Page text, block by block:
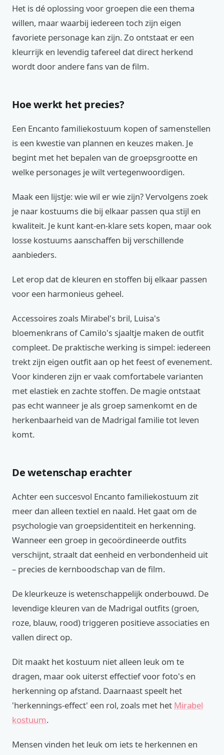
Het is dé oplossing voor groepen die een thema
willen, maar waarbij iedereen toch zijn eigen
favoriete personage kan zijn. Zo ontstaat er een
kleurrijk en levendig tafereel dat direct herkend
wordt door andere fans van de film.
Hoe werkt het precies?
Een Encanto familiekostuum kopen of samenstellen
is een kwestie van plannen en keuzes maken. Je
begint met het bepalen van de groepsgrootte en
welke personages je wilt vertegenwoordigen.
Maak een lijstje: wie wil er wie zijn? Vervolgens zoek
je naar kostuums die bij elkaar passen qua stijl en
kwaliteit. Je kunt kant-en-klare sets kopen, maar ook
losse kostuums aanschaffen bij verschillende
aanbieders.
Let erop dat de kleuren en stoffen bij elkaar passen
voor een harmonieus geheel.
Accessoires zoals Mirabel's bril, Luisa's
bloemenkrans of Camilo's sjaaltje maken de outfit
compleet. De praktische werking is simpel: iedereen
trekt zijn eigen outfit aan op het feest of evenement.
Voor kinderen zijn er vaak comfortabele varianten
met elastiek en zachte stoffen. De magie ontstaat
pas echt wanneer je als groep samenkomt en de
herkenbaarheid van de Madrigal familie tot leven
komt.
De wetenschap erachter
Achter een succesvol Encanto familiekostuum zit
meer dan alleen textiel en naald. Het gaat om de
psychologie van groepsidentiteit en herkenning.
Wanneer een groep in gecoördineerde outfits
verschijnt, straalt dat eenheid en verbondenheid uit
– precies de kernboodschap van de film.
De kleurkeuze is wetenschappelijk onderbouwd. De
levendige kleuren van de Madrigal outfits (groen,
roze, blauw, rood) triggeren positieve associaties en
vallen direct op.
Dit maakt het kostuum niet alleen leuk om te
dragen, maar ook uiterst effectief voor foto's en
herkenning op afstand. Daarnaast speelt het
'herkennings-effect' een rol, zoals met het Mirabel
kostuum.
Mensen vinden het leuk om iets te herkennen en